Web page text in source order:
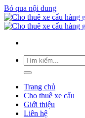
Bỏ qua nội dung
Trang chủ
Cho thuê xe cẩu
Giới thiệu
Liên hệ